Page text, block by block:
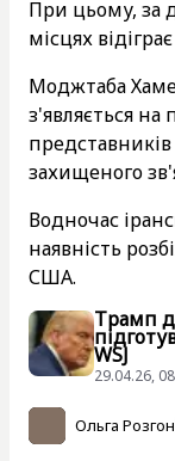
При цьому, за
місцях
Моджтаба
з'являється на
захищеного
Водночас
наявність
США.
Трамп
WSJ
29.04.26,
Ольга Розгон